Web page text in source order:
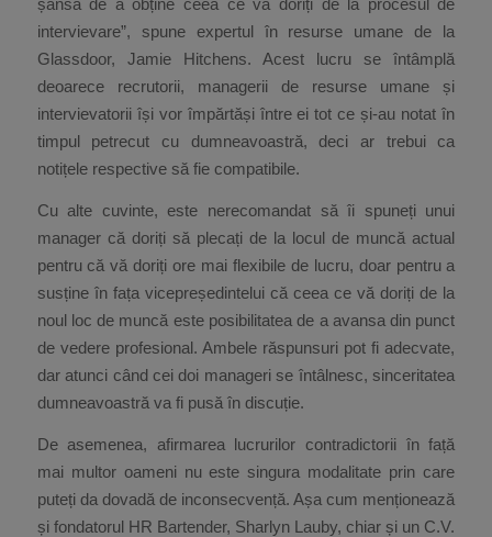
șansă de a obține ceea ce vă doriți de la procesul de
intervievare”, spune expertul în resurse umane de la
Glassdoor, Jamie Hitchens. Acest lucru se întâmplă
deoarece recrutorii, managerii de resurse umane și
intervievatorii își vor împărtăși între ei tot ce și-au notat în
timpul petrecut cu dumneavoastră, deci ar trebui ca
notițele respective să fie compatibile.
Cu alte cuvinte, este nerecomandat să îi spuneți unui
manager că doriți să plecați de la locul de muncă actual
pentru că vă doriți ore mai flexibile de lucru, doar pentru a
susține în fața vicepreședintelui că ceea ce vă doriți de la
noul loc de muncă este posibilitatea de a avansa din punct
de vedere profesional. Ambele răspunsuri pot fi adecvate,
dar atunci când cei doi manageri se întâlnesc, sinceritatea
dumneavoastră va fi pusă în discuție.
De asemenea, afirmarea lucrurilor contradictorii în față
mai multor oameni nu este singura modalitate prin care
puteți da dovadă de inconsecvență. Așa cum menționează
și fondatorul HR Bartender, Sharlyn Lauby, chiar și un C.V.